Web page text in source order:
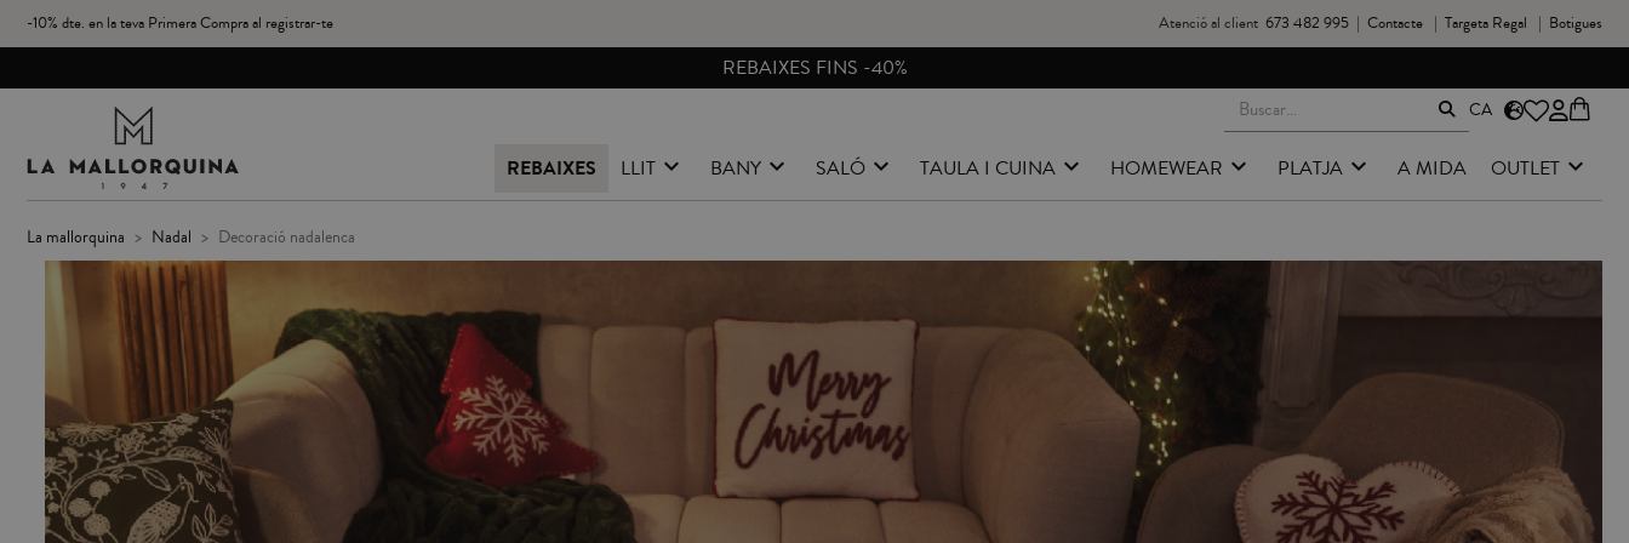
-10% dte. en la teva Primera Compra al registrar-te Atenció al client 673 482 995 | Contacte | Targeta Regal | Botigues
CANVIS I DEVOLUCIONS GRATIS A PENÍNSULA
CA
REBAIXES LLIT BANY SALÓ TAULA I CUINA HOMEWEAR PLATJA A MIDA OUTLET
la mallorquina nadal decoració nadalenca